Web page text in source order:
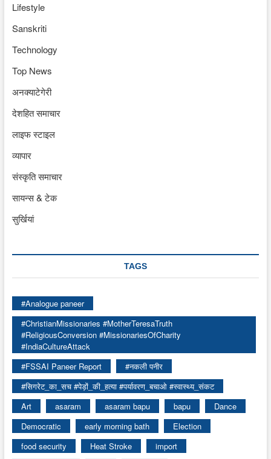
Lifestyle
Sanskriti
Technology
Top News
अनक्याटेगेरी
देशहित समाचार
लाइफ स्टाइल
व्यापार
संस्कृति समाचार
सायन्स & टेक
सुर्खियां
TAGS
#Analogue paneer
#ChristianMissionaries #MotherTeresaTruth
#ReligiousConversion #MissionariesOfCharity
#IndiaCultureAttack
#FSSAI Paneer Report
#नकली पनीर
#सिगरेट_का_सच #पेड़ों_की_हत्या #पर्यावरण_बचाओ #स्वास्थ्य_संकट
Art
asaram asaram bapu bapu
Dance
Democratic
early morning bath
Election
food security
Heat Stroke
import